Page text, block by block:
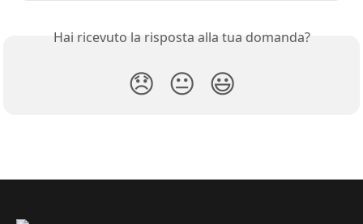
Hai ricevuto la risposta alla tua domanda?
😞 😐 😃